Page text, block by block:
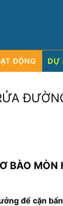
ĐỘNG DỰ
BÀO MÒN
để cặn